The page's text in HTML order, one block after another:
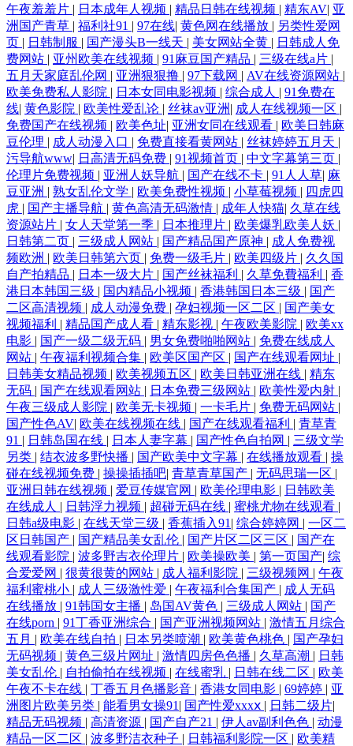
午夜羞羞片 | 日本成年人视频 | 精品日韩在线视频 | 精东AV| 亚
洲国产青草 | 福利社91 | 97在线| 黄色网在线播放 | 另类性爱网
页 | 日韩制服 | 国产漫头B一线天 | 美女网站全黄 | 日韩成人免
费网站 | 亚州欧美在线视频 | 91麻豆国产精品 | 三级在线a片 |
五月天家庭乱伦网 | 亚洲狠狠撸 | 97下载网 | AV在线资源网站 |
欧美免费私人影院 | 日本女同电影视频 | 综合成人 | 91免费在
线| 黄色影院 | 欧美性爱乱论 | 丝袜av亚洲 | 成人在线视频一区 |
免费国产在线视频 | 欧美色址| 亚洲女同在线观看 | 欧美日韩麻
豆伦理 | 成人动漫入口 | 免费直接看黄网站 | 丝袜婷婷五月天 |
污导航www| 日高清无码免费 | 91视频首页 | 中文字幕第三页 |
伦理片免费视频 | 亚洲人妖导航 | 国产在线不卡 | 91人人草| 麻
豆亚洲 | 熟女乱伦文学 | 欧美免费性视频 | 小草莓视频 | 四虎四
虎 | 国产主播导航 | 黄色高清无码激情 | 成年人快猫| 久草在线
资源站片 | 女人天堂第一季 | 日本推理片 | 欧美爆乳欧美人妖 |
日韩第二页 | 三级成人网站 | 国产精品国产原神 | 成人免费视
频欧洲 | 欧美日韩第六页 | 免费一级毛片 | 欧美四级片 | 久久国
自产拍精品 | 日本一级大片 | 国产丝袜福利 | 久草免費福利 | 香
港日本韩国三级 | 国内精品小视频 | 香港韩国日本三级 | 国产
二区高清视频 | 成人动漫免费 | 孕妇视频一区二区 | 国产美女
视频福利 | 精品国产成人看 | 精东影视 | 午夜欧美影院 | 欧美xx
电影 | 国产一级二级无码 | 男女免费啪啪网站 | 免费在线成人
网站 | 午夜福利视频合集 | 欧美区国产区 | 国产在线观看网址 |
日韩美女精品视频 | 欧美视频五区 | 欧美日韩亚洲在线 | 精东
无码 | 国产在线观看网站 | 日本免费三级网站 | 欧美性爱内射 |
午夜三级成人影院 | 欧美无卡视频 | 一卡毛片 | 免费无码网站 |
国产性色AV| 欧美在线视频在线 | 国产在线观看福利 | 青草青
91 | 日韩岛国在线 | 日本人妻字幕 | 国产性色自拍网 | 三级文学
另类 | 结衣波多野快播 | 国产欧美中文字幕 | 在线播放观看 | 操
碰在线视频免费 | 操操插插吧| 青草青草国产 | 无码思瑞一区 |
亚洲日韩在线视频 | 爱豆传媒官网 | 欧美伦理电影 | 日韩欧美
在线成人 | 日韩浮力视频 | 超碰无码在线 | 蜜桃尤物在线观看 |
日韩a级电影 | 在线天堂三级 | 香蕉插入91 | 综合婷婷网 | 一区二
区日韩国产 | 国产精品美女乱伦 | 国产片区二区三区 | 国产在
线观看影院 | 波多野吉衣伦理片 | 欧美操欧美 | 第一页国产| 综
合爱爱网 | 很黄很黄的网站 | 成人福利影院 | 三级视频网 | 午夜
福利蜜桃小 | 成人三级激性爱 | 午夜福利合集国产 | 成人无码
在线播放 | 91韩国女主播 | 岛国AV黄色 | 三级成人网站 | 国产
在线porn | 91丁香亚洲综合 | 国产亚洲视频网站 | 激情五月综合
五月 | 欧美在线自拍 | 日本另类喷潮 | 欧美黄色桃色 | 国产孕妇
无码视频 | 黄色三级片网址 | 激情四房色色播 | 久草高潮 | 日韩
美女乱伦 | 自拍偷拍在线视频 | 在线蜜乳 | 日韩在线二区 | 欧美
午夜不卡在线 | 丁香五月色播影音 | 香港女同电影 | 69婷婷 | 亚
洲图片欧美另类 | 能看男女操91 | 国产性爱xxxⅹ | 日韩二级片|
精品无码视频 | 高清资源 | 国产自产21 | 伊人av副利色色 | 动漫
精品一区二区 | 波多野洁衣种子 | 日韩福利影院一区 | 欧美精